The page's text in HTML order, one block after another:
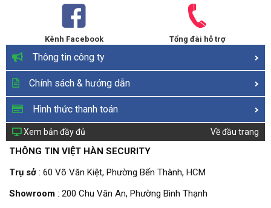
Kênh Facebook Tổng đài hỗ trợ
Thông tin công ty
Chính sách & hướng dẫn
Hình thức thanh toán
Xem bản đầy đủ Về đầu trang
THÔNG TIN VIỆT HÀN SECURITY
Trụ sở : 60 Võ Văn Kiệt, Phường Bến Thành, HCM
Showroom : 200 Chu Văn An, Phường Bình Thạnh